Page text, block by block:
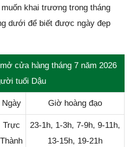
khai trương trong tháng
dưới để biết được ngày đẹp
cửa hàng tháng 7 năm 2026
tuổi Dậu
Ngày Giờ hoàng đạo
Trực
Thành
23-1h, 1-3h, 7-9h, 9-11h,
13-15h, 19-21h